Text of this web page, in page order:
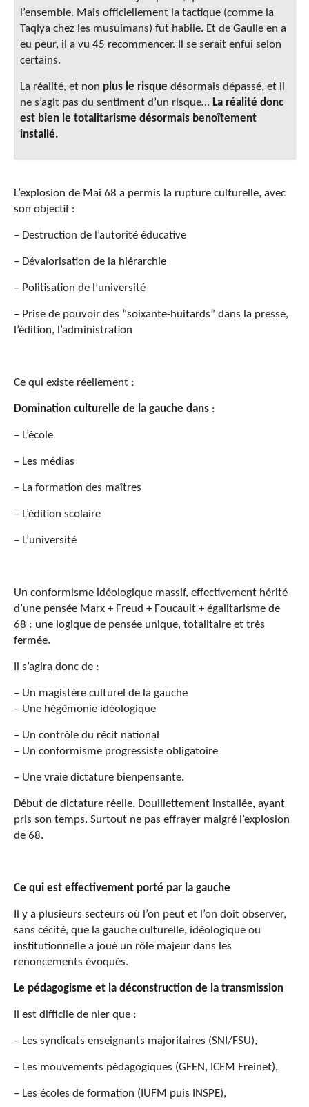
l’ensemble. Mais officiellement la tactique (comme la
Taqiya chez les musulmans) fut habile. Et de Gaulle en a
eu peur, il a vu 45 recommencer. Il se serait enfui selon
certains.
La réalité, et non plus le risque désormais dépassé, et il
ne s’agit pas du sentiment d’un risque… La réalité donc
est bien le totalitarisme désormais benoîtement
installé.
L’explosion de Mai 68 a permis la rupture culturelle, avec
son objectif :
– Destruction de l’autorité éducative
– Dévalorisation de la hiérarchie
– Politisation de l’université
– Prise de pouvoir des “soixante-huitards” dans la presse,
l’édition, l’administration
Ce qui existe réellement :
Domination culturelle de la gauche dans :
– L’école
– Les médias
– La formation des maîtres
– L’édition scolaire
– L’université
Un conformisme idéologique massif, effectivement hérité
d’une pensée Marx + Freud + Foucault + égalitarisme de
68 : une logique de pensée unique, totalitaire et très
fermée.
Il s’agira donc de :
– Un magistère culturel de la gauche
– Une hégémonie idéologique
– Un contrôle du récit national
– Un conformisme progressiste obligatoire
– Une vraie dictature bienpensante.
Début de dictature réelle. Douillettement installée, ayant
pris son temps. Surtout ne pas effrayer malgré l’explosion
de 68.
Ce qui est effectivement porté par la gauche
Il y a plusieurs secteurs où l’on peut et l’on doit observer,
sans cécité, que la gauche culturelle, idéologique ou
institutionnelle a joué un rôle majeur dans les
renoncements évoqués.
Le pédagogisme et la déconstruction de la transmission
Il est difficile de nier que :
– Les syndicats enseignants majoritaires (SNI/FSU),
– Les mouvements pédagogiques (GFEN, ICEM Freinet),
– Les écoles de formation (IUFM puis INSPE),